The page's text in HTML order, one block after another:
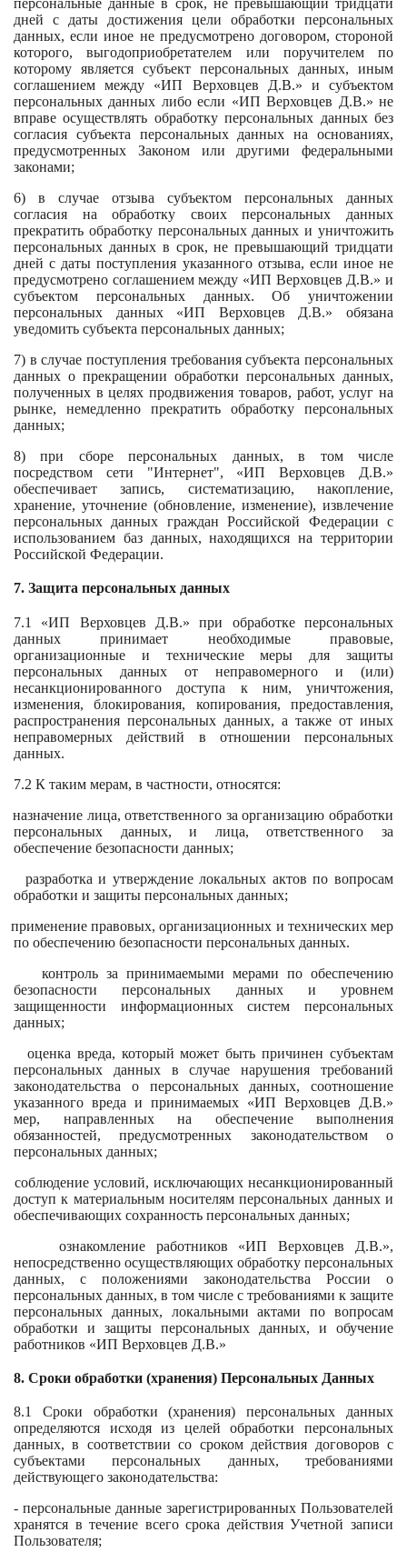
персональные данные в срок, не превышающий тридцати
дней с даты достижения цели обработки персональных
данных, если иное не предусмотрено договором, стороной
которого, выгодоприобретателем или поручителем по
которому является субъект персональных данных, иным
соглашением между «ИП Верховцев Д.В.» и субъектом
персональных данных либо если «ИП Верховцев Д.В.» не
вправе осуществлять обработку персональных данных без
согласия субъекта персональных данных на основаниях,
предусмотренных Законом или другими федеральными
законами;
6) в случае отзыва субъектом персональных данных
согласия на обработку своих персональных данных
прекратить обработку персональных данных и уничтожить
персональных данных в срок, не превышающий тридцати
дней с даты поступления указанного отзыва, если иное не
предусмотрено соглашением между «ИП Верховцев Д.В.» и
субъектом персональных данных. Об уничтожении
персональных данных «ИП Верховцев Д.В.» обязана
уведомить субъекта персональных данных;
7) в случае поступления требования субъекта персональных
данных о прекращении обработки персональных данных,
полученных в целях продвижения товаров, работ, услуг на
рынке, немедленно прекратить обработку персональных
данных;
8) при сборе персональных данных, в том числе
посредством сети "Интернет", «ИП Верховцев Д.В.»
обеспечивает запись, систематизацию, накопление,
хранение, уточнение (обновление, изменение), извлечение
персональных данных граждан Российской Федерации с
использованием баз данных, находящихся на территории
Российской Федерации.
7. Защита персональных данных
7.1 «ИП Верховцев Д.В.» при обработке персональных
данных принимает необходимые правовые,
организационные и технические меры для защиты
персональных данных от неправомерного и (или)
несанкционированного доступа к ним, уничтожения,
изменения, блокирования, копирования, предоставления,
распространения персональных данных, а также от иных
неправомерных действий в отношении персональных
данных.
7.2 К таким мерам, в частности, относятся:
назначение лица, ответственного за организацию обработки
персональных данных, и лица, ответственного за
обеспечение безопасности данных;
разработка и утверждение локальных актов по вопросам
обработки и защиты персональных данных;
применение правовых, организационных и технических мер
по обеспечению безопасности персональных данных.
контроль за принимаемыми мерами по обеспечению
безопасности персональных данных и уровнем
защищенности информационных систем персональных
данных;
оценка вреда, который может быть причинен субъектам
персональных данных в случае нарушения требований
законодательства о персональных данных, соотношение
указанного вреда и принимаемых «ИП Верховцев Д.В.»
мер, направленных на обеспечение выполнения
обязанностей, предусмотренных законодательством о
персональных данных;
соблюдение условий, исключающих несанкционированный
доступ к материальным носителям персональных данных и
обеспечивающих сохранность персональных данных;
ознакомление работников «ИП Верховцев Д.В.»,
непосредственно осуществляющих обработку персональных
данных, с положениями законодательства России о
персональных данных, в том числе с требованиями к защите
персональных данных, локальными актами по вопросам
обработки и защиты персональных данных, и обучение
работников «ИП Верховцев Д.В.»
8. Сроки обработки (хранения) Персональных Данных
8.1 Сроки обработки (хранения) персональных данных
определяются исходя из целей обработки персональных
данных, в соответствии со сроком действия договоров с
субъектами персональных данных, требованиями
действующего законодательства:
- персональные данные зарегистрированных Пользователей
хранятся в течение всего срока действия Учетной записи
Пользователя;